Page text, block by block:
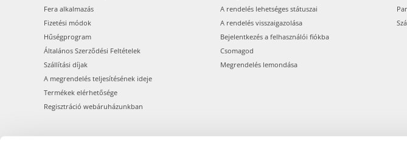
Fera alkalmazás
Fizetési módok
Hűségprogram
Általános Szerződési Feltételek
Szállítási díjak
A megrendelés teljesítésének ideje
Termékek elérhetősége
Regisztráció webáruházunkban
A rendelés lehetséges státuszai
A rendelés visszaigazolása
Bejelentkezés a felhasználói fiókba
Csomagod
Megrendelés lemondása